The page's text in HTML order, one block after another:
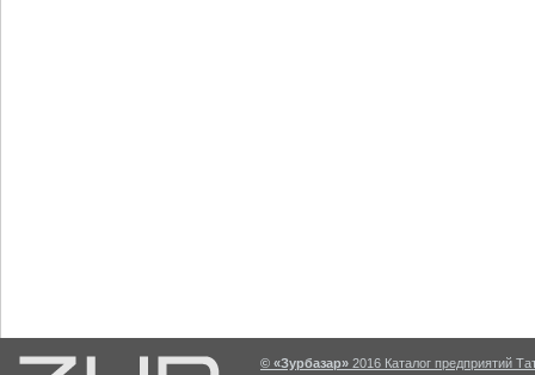
© «Зурбазар» 2016 Каталог предприятий